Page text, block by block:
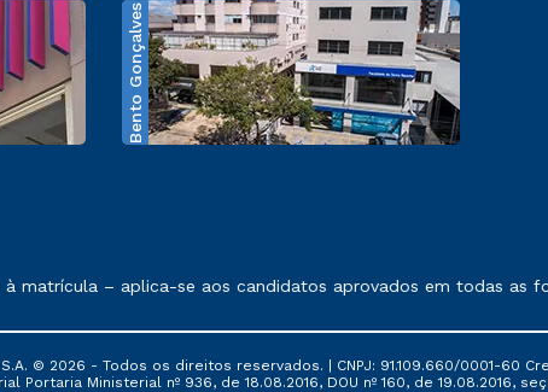
Bento Gonçalves
exposto no contrato de prestação de serviços.
– aplica-se aos candidatos aprovados em todas as
© 2026 - Todos os direitos reservados. | CNPJ: 91.109.660/0001-60
Portaria Ministerial nº 936, de 18.08.2016, DOU nº 160, de 19.08.2016,